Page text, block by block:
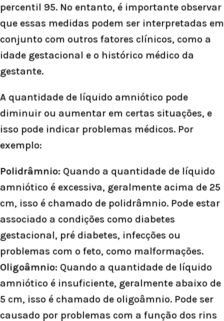
percentil 95. No entanto, é importante observar
que essas medidas podem ser interpretadas em
conjunto com outros fatores clínicos, como a
idade gestacional e o histórico médico da
gestante.
A quantidade de líquido amniótico pode
diminuir ou aumentar em certas situações, e
isso pode indicar problemas médicos. Por
exemplo:
Polidrâmnio: Quando a quantidade de líquido
amniótico é excessiva, geralmente acima de 25
cm, isso é chamado de polidrâmnio. Pode estar
associado a condições como diabetes
gestacional, pré diabetes, infecções ou
problemas com o feto, como malformações.
Oligoâmnio: Quando a quantidade de líquido
amniótico é insuficiente, geralmente abaixo de
5 cm, isso é chamado de oligoâmnio. Pode ser
causado por problemas com a função dos rins